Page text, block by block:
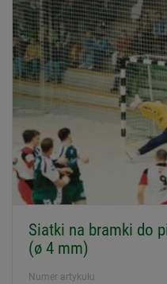
Siatki na bramki do
(ø 4 mm)
Numer artykułu